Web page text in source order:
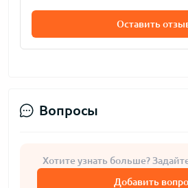
Оставить
Вопросы
Хотите узнать больше?
Добавить